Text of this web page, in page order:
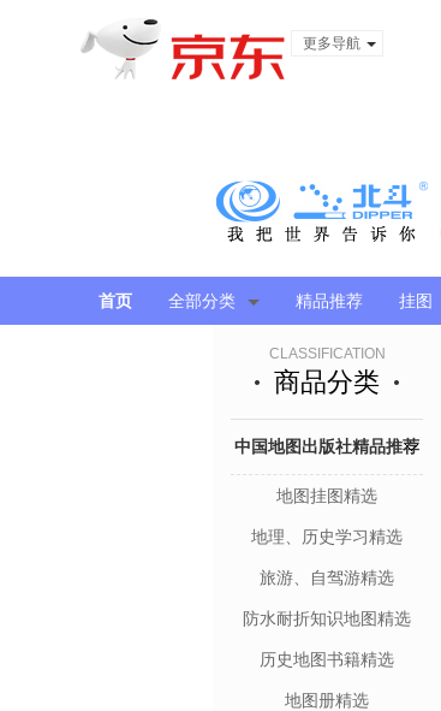
更多导航
首页 全部分类 精品推荐 挂图
CLASSIFICATION
商品分类
中国地图出版社精品推荐
地图挂图精选
地理、历史学习精选
旅游、自驾游精选
防水耐折知识地图精选
历史地图书籍精选
地图册精选